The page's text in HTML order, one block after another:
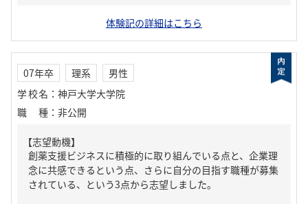
体験記の詳細はこちら
07年卒 理系
男性
学校名 ： 神戸大学大学院
職種 ： 非公開
【志望動機】
創薬支援ビジネスに積極的に取り組んでいる点と、企業理
念に共感できるという点、さらに自分の目指す職種が募集
されている、という3点から志望しました。